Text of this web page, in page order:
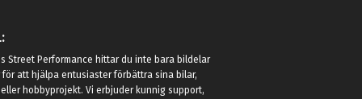
Street Performance hittar du inte bara bildelar
att hjälpa entusiaster förbättra sina bilar,
hobbyprojekt. Vi erbjuder kunnig support,